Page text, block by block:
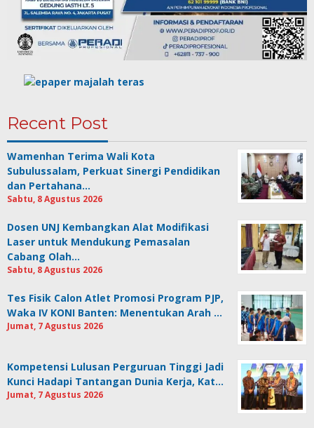
Recent Post
Wamenhan Terima Wali Kota
Subulussalam, Perkuat Sinergi Pendidikan
dan Pertahana…
Sabtu, 8 Agustus 2026
Dosen UNJ Kembangkan Alat Modifikasi
Laser untuk Mendukung Pemasalan
Cabang Olah…
Sabtu, 8 Agustus 2026
Tes Fisik Calon Atlet Promosi Program PJP,
Waka IV KONI Banten: Menentukan Arah …
Jumat, 7 Agustus 2026
Kompetensi Lulusan Perguruan Tinggi Jadi
Kunci Hadapi Tantangan Dunia Kerja, Kat…
Jumat, 7 Agustus 2026